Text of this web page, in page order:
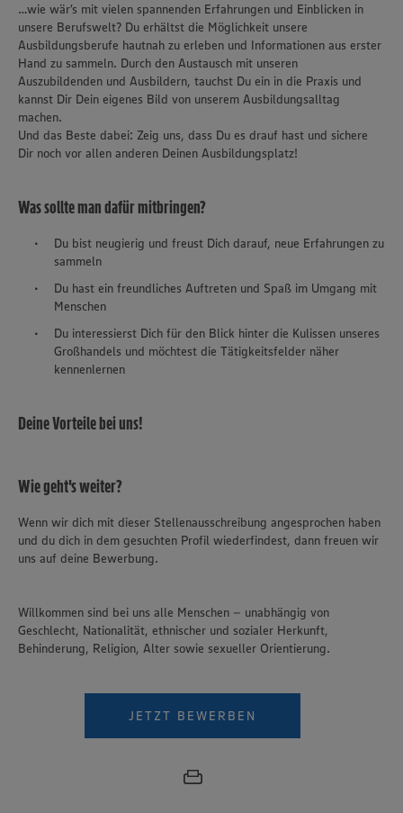
Wir setzen Cookies und andere Technologien ein, um Ihnen
ein bestmögliches Nutzungserlebnis unserer Website zu
…wie wär’s mit vielen spannenden Erfahrungen und Einblicken in
unsere Berufswelt? Du erhältst die Möglichkeit unsere
Ausbildungsberufe hautnah zu erleben und Informationen aus erster
Hand zu sammeln. Durch den Austausch mit unseren
Auszubildenden und Ausbildern, tauchst Du ein in die Praxis und
kannst Dir Dein eigenes Bild von unserem Ausbildungsalltag
machen.
Und das Beste dabei: Zeig uns, dass Du es drauf hast und sichere
Dir noch vor allen anderen Deinen Ausbildungsplatz!
Was sollte man dafür mitbringen?
Du bist neugierig und freust Dich darauf, neue Erfahrungen zu
sammeln
Du hast ein freundliches Auftreten und Spaß im Umgang mit
Menschen
Du interessierst Dich für den Blick hinter die Kulissen unseres
Großhandels und möchtest die Tätigkeitsfelder näher
kennenlernen
Deine Vorteile bei uns!
Wie geht's weiter?
Wenn wir dich mit dieser Stellenausschreibung angesprochen haben
und du dich in dem gesuchten Profil wiederfindest, dann freuen wir
uns auf deine Bewerbung.
Willkommen sind bei uns alle Menschen – unabhängig von
Geschlecht, Nationalität, ethnischer und sozialer Herkunft,
Behinderung, Religion, Alter sowie sexueller Orientierung.
JETZT BEWERBEN